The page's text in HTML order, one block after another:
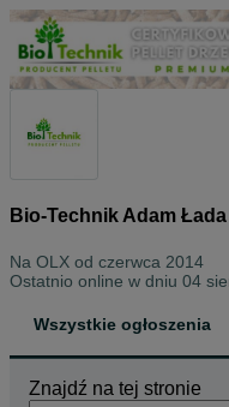
Bio-Technik Adam Łada
Na OLX od czerwca 2014
Ostatnio online w dniu 04
Wszystkie ogłoszenia
Znajdź na tej stronie